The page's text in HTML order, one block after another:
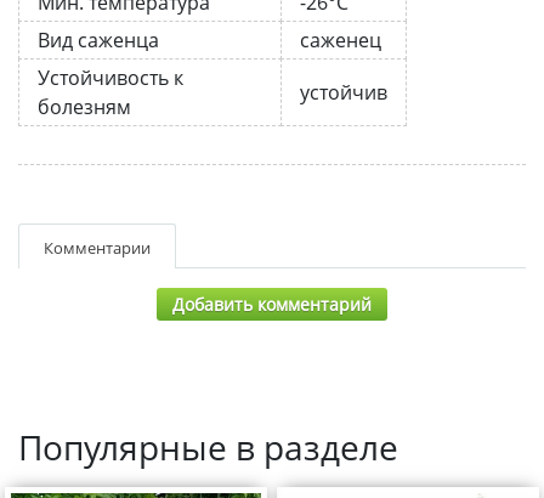
Вид саженца
саженец
Устойчивость к
болезням
устойчив
Комментарии
Добавить комментарий
Популярные в разделе